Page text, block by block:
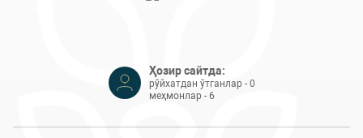
Ҳозир сайтда:
рўйхатдан ўтганлар - 0
меҳмонлар - 6